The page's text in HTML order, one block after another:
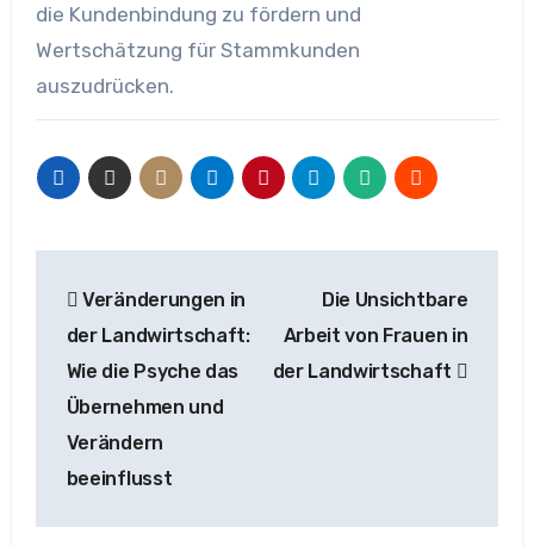
die Kundenbindung zu fördern und
Wertschätzung für Stammkunden
auszudrücken.
Veränderungen in
der Landwirtschaft:
Wie die Psyche das
Übernehmen und
Verändern
beeinflusst
Die Unsichtbare
Arbeit von Frauen in
der Landwirtschaft